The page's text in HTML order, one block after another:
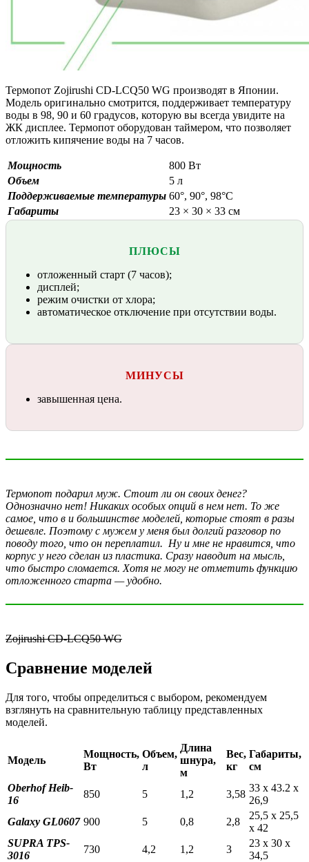
Термопот Zojirushi CD-LCQ50 WG производят в Японии.
Модель оригинально смотрится, поддерживает температуру
воды в 98, 90 и 60 градусов, которую вы всегда увидите на
ЖК дисплее. Термопот оборудован таймером, что позволяет
отложить кипячение воды на 7 часов.
Мощность
800 Вт
Объем
5 л
Поддерживаемые температуры 60°, 90°, 98°C
Габариты
23 × 30 × 33 см
ПЛЮСЫ
отложенный старт (7 часов);
дисплей;
режим очистки от хлора;
автоматическое отключение при отсутствии воды.
МИНУСЫ
завышенная цена.
Термопот подарил муж. Стоит ли он своих денег?
Однозначно нет! Никаких особых опций в нем нет. То же
самое, что в и большинстве моделей, которые стоят в разы
дешевле. Поэтому с мужем у меня был долгий разговор по
поводу того, что он переплатил. Ну и мне не нравится, что
корпус у него сделан из пластика. Сразу наводит на мысль,
что быстро сломается. Хотя не могу не отметить функцию
отложенного старта — удобно.
Zojirushi CD-LCQ50 WG
Сравнение моделей
Для того, чтобы определиться с выбором, рекомендуем
взглянуть на сравнительную таблицу представленных
моделей.
Модель
Мощность,
Вт
Объем,
л
Длина
шнура,
м
Вес,
кг
Габариты,
см
Oberhof Heib-
16
850 5 1,2 3,58
33 х 43.2 х
26,9
Galaxy GL0607 900 5 0,8 2,8
25,5 х 25,5
х 42
SUPRA TPS-
3016
730 4,2 1,2 3
23 x 30 x
34,5